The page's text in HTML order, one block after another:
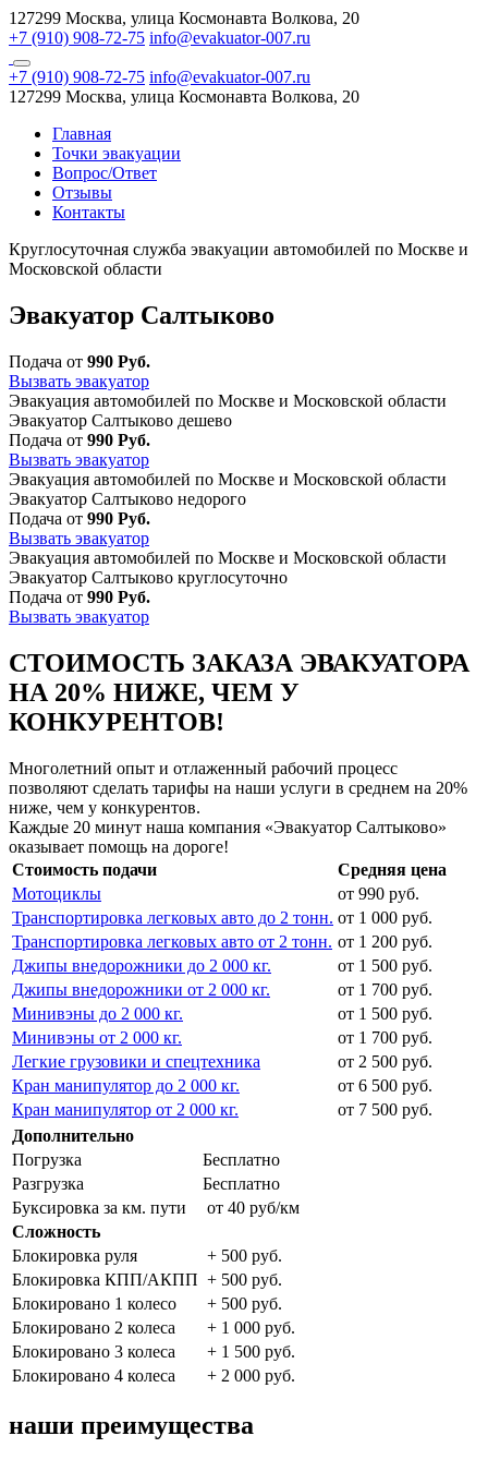
127299 Москва, улица Космонавта Волкова, 20
+7 (910) 908-72-75 info@evakuator-007.ru
+7 (910) 908-72-75 info@evakuator-007.ru
127299 Москва, улица Космонавта Волкова, 20
Главная
Точки эвакуации
Вопрос/Ответ
Отзывы
Контакты
Круглосуточная служба эвакуации автомобилей по Москве и
Московской области
Эвакуатор Салтыково
Подача от 990 Руб.
Вызвать эвакуатор
Эвакуация автомобилей по Москве и Московской области
Эвакуатор Салтыково дешево
Подача от 990 Руб.
Вызвать эвакуатор
Эвакуация автомобилей по Москве и Московской области
Эвакуатор Салтыково недорого
Подача от 990 Руб.
Вызвать эвакуатор
Эвакуация автомобилей по Москве и Московской области
Эвакуатор Салтыково круглосуточно
Подача от 990 Руб.
Вызвать эвакуатор
СТОИМОСТЬ ЗАКАЗА ЭВАКУАТОРА
НА 20% НИЖЕ, ЧЕМ У
КОНКУРЕНТОВ!
Многолетний опыт и отлаженный рабочий процесс
позволяют сделать тарифы на наши услуги в среднем на 20%
ниже, чем у конкурентов.
Каждые 20 минут наша компания «Эвакуатор Салтыково»
оказывает помощь на дороге!
Стоимость подачи
Средняя цена
Мотоциклы
от 990 руб.
Транспортировка легковых авто до 2 тонн. от 1 000 руб.
Транспортировка легковых авто от 2 тонн. от 1 200 руб.
Джипы внедорожники до 2 000 кг.
от 1 500 руб.
Джипы внедорожники от 2 000 кг.
от 1 700 руб.
Минивэны до 2 000 кг.
от 1 500 руб.
Минивэны от 2 000 кг.
от 1 700 руб.
Легкие грузовики и спецтехника
от 2 500 руб.
Кран манипулятор до 2 000 кг.
от 6 500 руб.
Кран манипулятор от 2 000 кг.
от 7 500 руб.
Дополнительно
Погрузка
Бесплатно
Разгрузка
Бесплатно
Буксировка за км. пути
от 40 руб/км
Сложность
Блокировка руля
+ 500 руб.
Блокировка КПП/АКПП + 500 руб.
Блокировано 1 колесо
+ 500 руб.
Блокировано 2 колеса
+ 1 000 руб.
Блокировано 3 колеса
+ 1 500 руб.
Блокировано 4 колеса
+ 2 000 руб.
наши преимущества